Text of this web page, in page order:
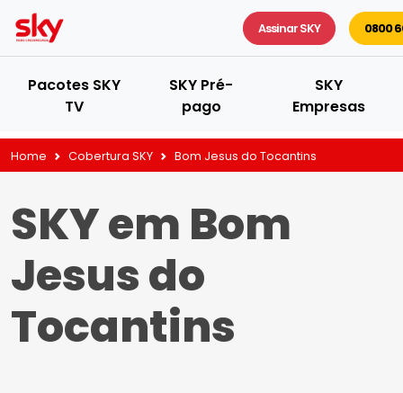
Assinar SKY 0800
Pacotes SKY
TV
SKY Pré-
pago
SKY
Empresas
Home Cobertura SKY Bom Jesus do Tocantins
SKY em Bom
Jesus do
Tocantins